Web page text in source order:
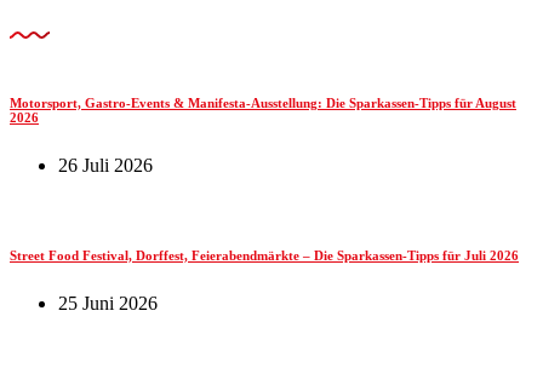
Motorsport, Gastro-Events & Manifesta-Ausstellung: Die Sparkassen-Tipps für August
2026
26 Juli 2026
Street Food Festival, Dorffest, Feierabendmärkte – Die Sparkassen-Tipps für Juli 2026
25 Juni 2026